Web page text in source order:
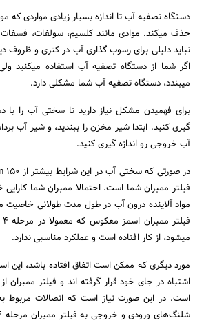
دستگاه تصفیه آب تا اندازه بسیار زیادی مواردی
حذف میکند. موادی مانند کلسیم، سولفات، فسفات
نباید دلیلی برای رسوب گذاری آب در کتری و ظروف
اگر شما از دستگاه تصفیه آب استفاده میکنید
میبندد، دستگاه تصفیه آب شما مشکلی دارد.
برای فهمیدن مشکل نیاز دارید تا سختی آب را با
گیری کنید. ابتدا شیر مخزن را ببندید، و شیر آب
آب خروجی رو اندازه گیری کنید.
فیلتر ممبران شما است. احتمالا ممبران شما
مواد آلاینده درون آب در طول مدت طولانی خاصیت
میشود، از کار افتاده است و عملکرد مناسبی ندارد.
مورد دیگری که ممکن است اتفاق افتاده باشد، این
اشتباه در جای خود قرار گرفته اند و فیلتر ممبران
است. در این صورت نیاز است که اتصالات مربوط